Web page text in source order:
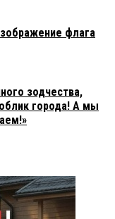
флага
зодчества,
города! А мы